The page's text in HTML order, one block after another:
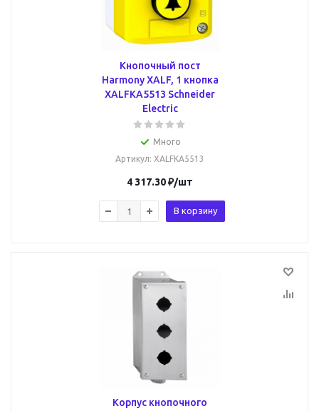
Кнопочный пост
Harmony XALF, 1 кнопка
XALFKA5513 Schneider
Electric
Много
Артикул: XALFKA5513
4 317.30₽/шт
В корзину
Корпус кнопочного